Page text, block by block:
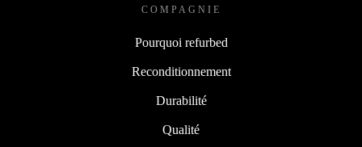
COMPAGNIE
Pourquoi refurbed
Reconditionnement
Durabilité
Qualité